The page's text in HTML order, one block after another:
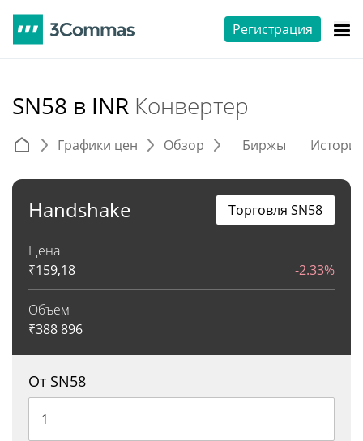
Регистрация
SN58 в INR Конвертер
Графики цен Обзор Биржы
Handshake
Цена
₹159,18 -2.33%
Объем
₹388 896
Торговля SN58
От SN58